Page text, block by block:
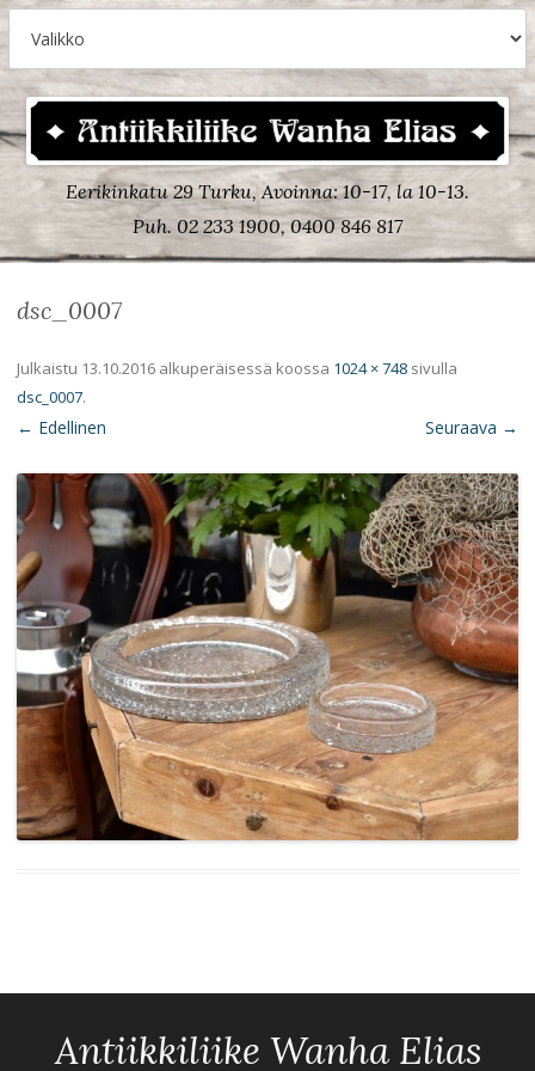
Eerikinkatu 29 Turku, Avoinna: 10-17, la 10-13.
Puh. 02 233 1900, 0400 846 817
dsc_0007
Julkaistu 13.10.2016 alkuperäisessä koossa 1024 × 748 sivulla
dsc_0007.
← Edellinen Seuraava →
Antiikkiliike Wanha Elias